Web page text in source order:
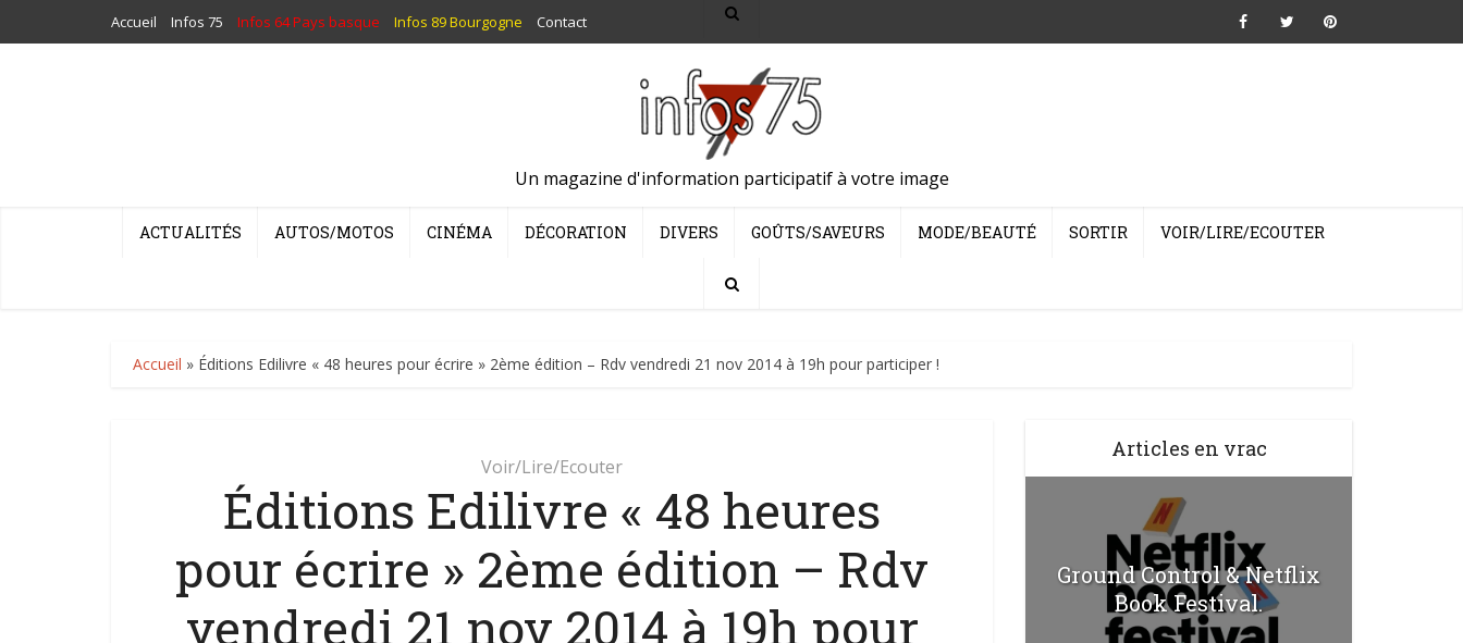
Accueil Infos 75 Infos 64 Pays basque Infos 89 Bourgogne Contact
Un magazine d'information participatif à votre image
ACTUALITÉS AUTOS/MOTOS CINÉMA DÉCORATION DIVERS GOÛTS/SAVEURS MODE/BEAUTÉ SORTIR VOIR/LIRE/ECOUTER
Accueil » Éditions Edilivre « 48 heures pour écrire » 2ème édition – Rdv vendredi 21 nov 2014 à 19h pour participer !
Voir/Lire/Ecouter
Éditions Edilivre « 48 heures
pour écrire » 2ème édition – Rdv
vendredi 21 nov 2014 à 19h pour
Articles en vrac
Ground Control & Netflix
Book Festival.